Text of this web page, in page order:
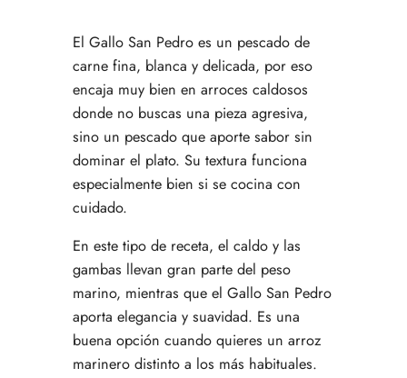
El Gallo San Pedro es un pescado de
carne fina, blanca y delicada, por eso
encaja muy bien en arroces caldosos
donde no buscas una pieza agresiva,
sino un pescado que aporte sabor sin
dominar el plato. Su textura funciona
especialmente bien si se cocina con
cuidado.
En este tipo de receta, el caldo y las
gambas llevan gran parte del peso
marino, mientras que el Gallo San Pedro
aporta elegancia y suavidad. Es una
buena opción cuando quieres un arroz
marinero distinto a los más habituales.